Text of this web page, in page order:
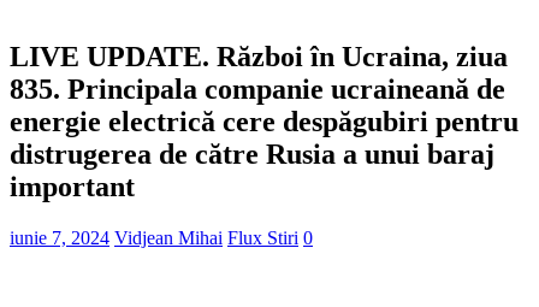
LIVE UPDATE. Război în Ucraina, ziua
835. Principala companie ucraineană de
energie electrică cere despăgubiri pentru
distrugerea de către Rusia a unui baraj
important
iunie 7, 2024 Vidjean Mihai Flux Stiri 0